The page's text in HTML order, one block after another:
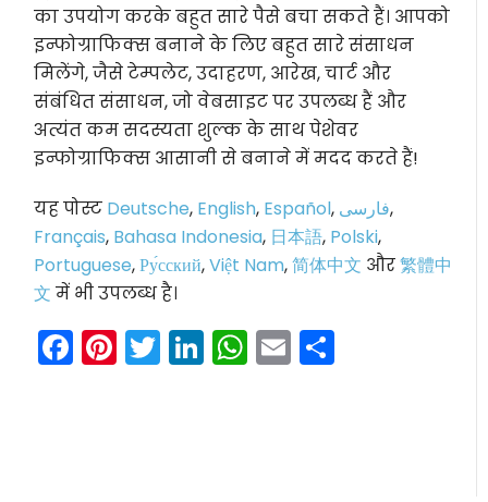
का उपयोग करके बहुत सारे पैसे बचा सकते हैं। आपको
इन्फोग्राफिक्स बनाने के लिए बहुत सारे संसाधन
मिलेंगे, जैसे टेम्पलेट, उदाहरण, आरेख, चार्ट और
संबंधित संसाधन, जो वेबसाइट पर उपलब्ध हैं और
अत्यंत कम सदस्यता शुल्क के साथ पेशेवर
इन्फोग्राफिक्स आसानी से बनाने में मदद करते हैं!
यह पोस्ट Deutsche, English, Español, فارسی,
Français, Bahasa Indonesia, 日本語, Polski,
Portuguese,Ру́сский,Việt Nam,简体中文 और繁體中
文 में भी उपलब्ध है।
Facebook
Pinterest
Twitter
LinkedIn
WhatsApp
Email